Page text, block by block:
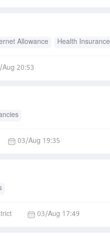
Allowance Health Insurance
20:53
03/Aug 19:35
03/Aug 17:49